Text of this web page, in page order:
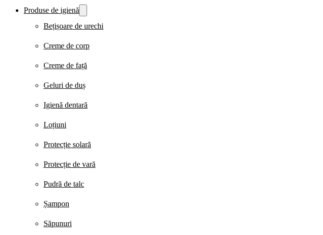
Produse de igienă
Bețișoare de urechi
Creme de corp
Creme de față
Geluri de duș
Igienă dentară
Loțiuni
Protecție solară
Protecție de vară
Pudră de talc
Șampon
Săpunuri